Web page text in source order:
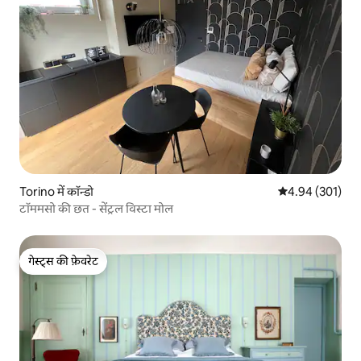
Torino में कॉन्डो औसत रेटिंग 5 में से
4.94 (301)
टॉममसो की छत - सेंट्रल विस्टा मोल
गेस्ट्स की फ़ेवरेट
गेस्ट्स की फ़ेवरेट